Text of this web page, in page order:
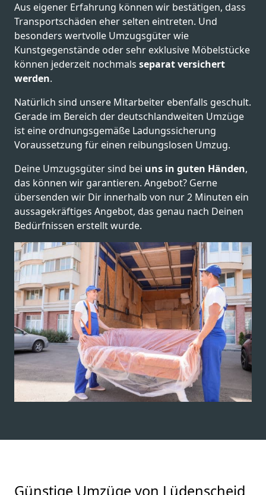
Aus eigener Erfahrung können wir bestätigen, dass
Transportschäden eher selten eintreten. Und
besonders wertvolle Umzugsgüter wie
Kunstgegenstände oder sehr exklusive Möbelstücke
können jederzeit nochmals separat versichert
werden.
Natürlich sind unsere Mitarbeiter ebenfalls geschult.
Gerade im Bereich der deutschlandweiten Umzüge
ist eine ordnungsgemäße Ladungssicherung
Voraussetzung für einen reibungslosen Umzug.
Deine Umzugsgüter sind bei uns in guten Händen,
das können wir garantieren. Angebot? Gerne
übersenden wir Dir innerhalb von nur 2 Minuten ein
aussagekräftiges Angebot, das genau nach Deinen
Bedürfnissen erstellt wurde.
Günstige Umzüge von Lüdenscheid